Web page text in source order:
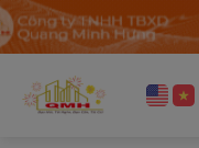
Bỏ
qua
dung